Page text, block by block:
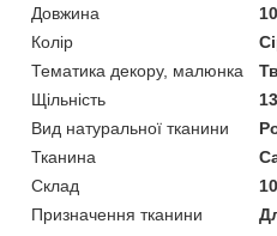
Довжина
Колір
Тематика декору, малюнка
Щільність
Вид натуральної тканини
Тканина
Склад
Призначення тканини